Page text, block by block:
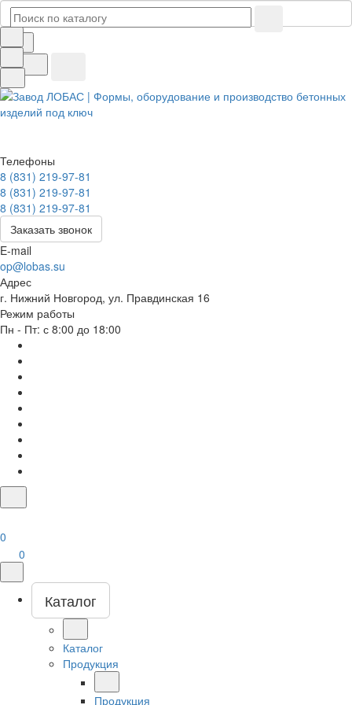
Телефоны
8 (831) 219-97-81
8 (831) 219-97-81
8 (831) 219-97-81
Заказать звонок
E-mail
op@lobas.su
Адрес
г. Нижний Новгород, ул. Правдинская 16
Режим работы
Пн - Пт: с 8:00 до 18:00
0
0
Каталог
Каталог
Продукция
Продукция